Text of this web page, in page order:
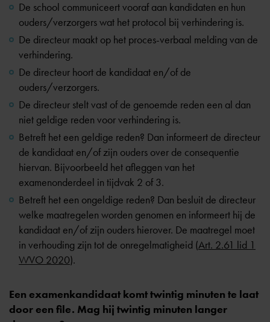
De school communiceert vooraf aan kandidaten en hun
ouders/verzorgers wat het protocol bij verhindering is.
De directeur maakt op het proces-verbaal melding van de
verhindering.
De directeur hoort de kandidaat en/of de
ouders/verzorgers.
De directeur stelt vast of de genoemde reden een al dan
niet geldige reden voor verhindering is.
Betreft het een geldige reden? Dan informeert de directeur
de kandidaat en/of zijn ouders over de consequentie
hiervan. Bijvoorbeeld het afleggen van het
examenonderdeel in tijdvak 2 of 3.
Betreft het een ongeldige reden? Dan besluit de directeur
welke maatregelen worden genomen en informeert hij de
kandidaat en/of zijn ouders hierover. De maatregel moet
in verhouding zijn tot de onregelmatigheid (Art. 2.61 lid 1
WVO 2020).
Een examenkandidaat komt twintig minuten te laat
door een file. Mag hij twintig minuten langer